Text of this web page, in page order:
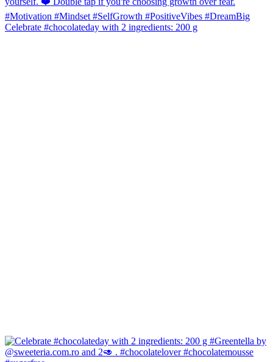
Celebrate #chocolateday with 2 ingredients: 200 g